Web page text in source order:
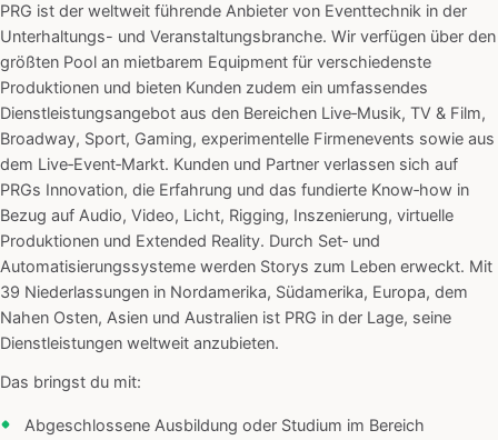
PRG ist der weltweit führende Anbieter von Eventtechnik in der
Unterhaltungs- und Veranstaltungsbranche. Wir verfügen über den
größten Pool an mietbarem Equipment für verschiedenste
Produktionen und bieten Kunden zudem ein umfassendes
Dienstleistungsangebot aus den Bereichen Live‑Musik, TV & Film,
Broadway, Sport, Gaming, experimentelle Firmenevents sowie aus
dem Live‑Event‑Markt. Kunden und Partner verlassen sich auf
PRGs Innovation, die Erfahrung und das fundierte Know‑how in
Bezug auf Audio, Video, Licht, Rigging, Inszenierung, virtuelle
Produktionen und Extended Reality. Durch Set‑ und
Automatisierungssysteme werden Storys zum Leben erweckt. Mit
39 Niederlassungen in Nordamerika, Südamerika, Europa, dem
Nahen Osten, Asien und Australien ist PRG in der Lage, seine
Dienstleistungen weltweit anzubieten.
Das bringst du mit:
Abgeschlossene Ausbildung oder Studium im Bereich